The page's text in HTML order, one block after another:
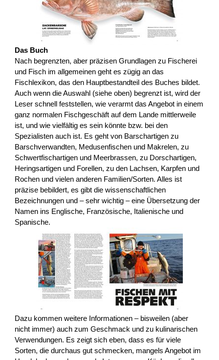
Das Buch
Nach begrenzten, aber präzisen Grundlagen zu Fischerei
und Fisch im allgemeinen geht es zügig an das
Fischlexikon, das den Hauptbestandteil des Buches bildet.
Auch wenn die Auswahl (siehe oben) begrenzt ist, wird der
Leser schnell feststellen, wie verarmt das Angebot in einem
ganz normalen Fischgeschäft auf dem Lande mittlerweile
ist, und wie vielfältig es sein könnte bzw. bei den
Spezialisten auch ist. Es geht von Barschartigen zu
Barschverwandten, Medusenfischen und Makrelen, zu
Schwertfischartigen und Meerbrassen, zu Dorschartigen,
Heringsartigen und Forellen, zu den Lachsen, Karpfen und
Rochen und vielen anderen Familien/Sorten. Alles ist
präzise bebildert, es gibt die wissenschaftlichen
Bezeichnungen und – sehr wichtig – eine Übersetzung der
Namen ins Englische, Französische, Italienische und
Spanische.
Dazu kommen weitere Informationen – bisweilen (aber
nicht immer) auch zum Geschmack und zu kulinarischen
Verwendungen. Es zeigt sich eben, dass es für viele
Sorten, die durchaus gut schmecken, mangels Angebot im